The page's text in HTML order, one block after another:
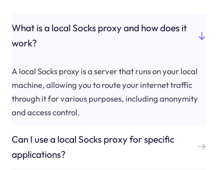
What is a local Socks proxy and how does it
work?
A local Socks proxy is a server that runs on your local
machine, allowing you to route your internet traffic
through it for various purposes, including anonymity
and access control.
Can I use a local Socks proxy for specific
applications?